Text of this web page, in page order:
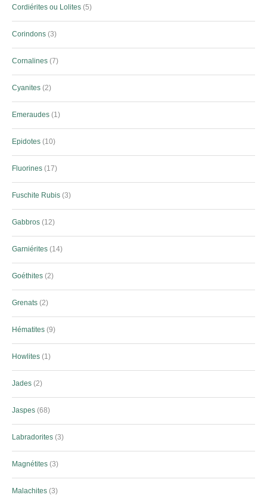
Cordiérites ou Lolites 5
Corindons 3
Cornalines 7
Cyanites 2
Emeraudes 1
Epidotes 10
Fluorines 17
Fuschite Rubis 3
Gabbros 12
Garniérites 14
Goéthites 2
Grenats 2
Hématites 9
Howlites 1
Jades 2
Jaspes 68
Labradorites 3
Magnétites 3
Malachites 3